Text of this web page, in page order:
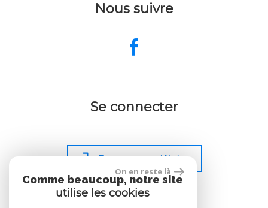
Nous suivre
Se connecter
Espace propriétaire
On en reste là
Comme beaucoup, notre site
utilise les cookies